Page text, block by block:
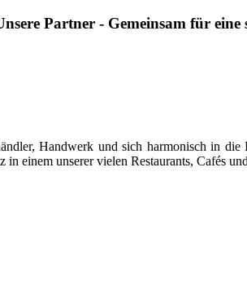
Partner - Gemeinsam für eine
Handwerk und sich harmonisch in
einem unserer vielen Restaurants, Cafés